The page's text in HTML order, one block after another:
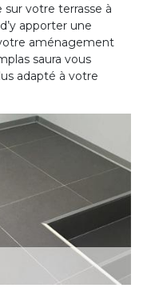
votre terrasse à
apporter une
aménagement
saura vous
adapté à votre